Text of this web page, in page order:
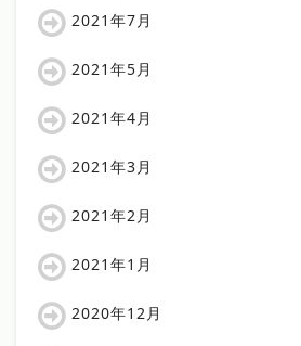
2021年7月
2021年5月
2021年4月
2021年3月
2021年2月
2021年1月
2020年12月